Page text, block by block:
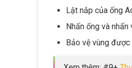
Lật nắp của ống
Nhấn ống và
Bảo vệ vùng